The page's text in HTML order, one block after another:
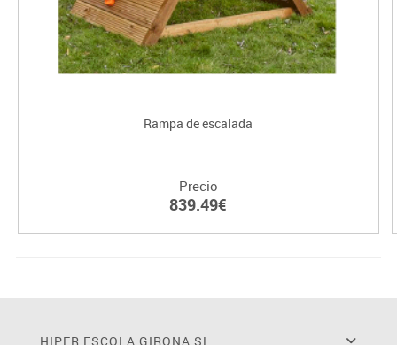
Rampa de escalada
Precio
839.49€
HIPER ESCOLA GIRONA SL